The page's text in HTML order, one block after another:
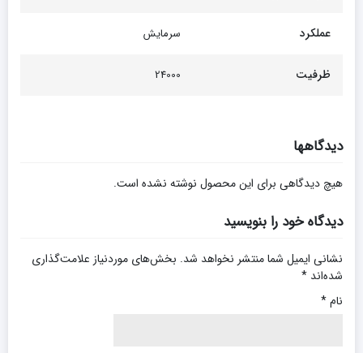
عملکرد سرمایش
ظرفیت 24000
دیدگاهها
هیچ دیدگاهی برای این محصول نوشته نشده است.
دیدگاه خود را بنویسید
نشانی ایمیل شما منتشر نخواهد شد. بخش‌های موردنیاز علامت‌گذاری
شده‌اند *
نام*